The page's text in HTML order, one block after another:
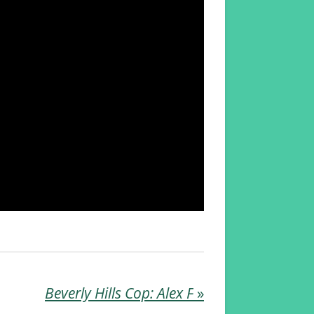
Beverly Hills Cop: Alex F »